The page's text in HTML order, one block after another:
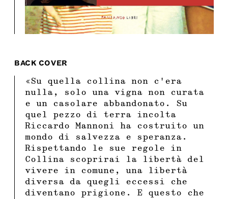
BACK COVER
«Su quella collina non c’era
nulla, solo una vigna non curata
e un casolare abbandonato. Su
quel pezzo di terra incolta
Riccardo Mannoni ha costruito un
mondo di salvezza e speranza.
Rispettando le sue regole in
Collina scoprirai la libertà del
vivere in comune, una libertà
diversa da quegli eccessi che
diventano prigione. E questo che